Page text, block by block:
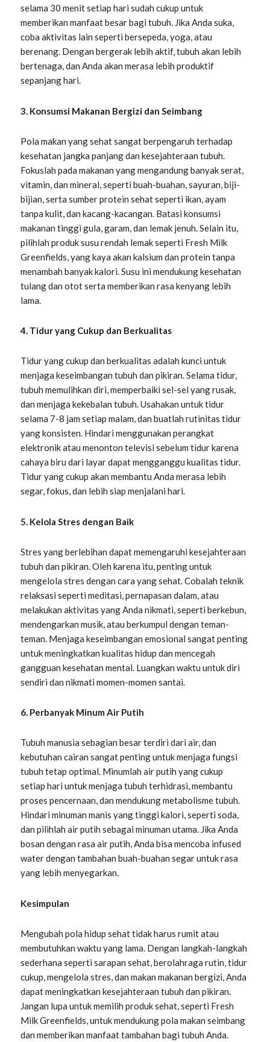
selama 30 menit setiap hari sudah cukup untuk
memberikan manfaat besar bagi tubuh. Jika Anda suka,
coba aktivitas lain seperti bersepeda, yoga, atau
berenang. Dengan bergerak lebih aktif, tubuh akan lebih
bertenaga, dan Anda akan merasa lebih produktif
sepanjang hari.
3. Konsumsi Makanan Bergizi dan Seimbang
Pola makan yang sehat sangat berpengaruh terhadap
kesehatan jangka panjang dan kesejahteraan tubuh.
Fokuslah pada makanan yang mengandung banyak serat,
vitamin, dan mineral, seperti buah-buahan, sayuran, biji-
bijian, serta sumber protein sehat seperti ikan, ayam
tanpa kulit, dan kacang-kacangan. Batasi konsumsi
makanan tinggi gula, garam, dan lemak jenuh. Selain itu,
pilihlah produk susu rendah lemak seperti Fresh Milk
Greenfields, yang kaya akan kalsium dan protein tanpa
menambah banyak kalori. Susu ini mendukung kesehatan
tulang dan otot serta memberikan rasa kenyang lebih
lama.
4. Tidur yang Cukup dan Berkualitas
Tidur yang cukup dan berkualitas adalah kunci untuk
menjaga keseimbangan tubuh dan pikiran. Selama tidur,
tubuh memulihkan diri, memperbaiki sel-sel yang rusak,
dan menjaga kekebalan tubuh. Usahakan untuk tidur
selama 7-8 jam setiap malam, dan buatlah rutinitas tidur
yang konsisten. Hindari menggunakan perangkat
elektronik atau menonton televisi sebelum tidur karena
cahaya biru dari layar dapat mengganggu kualitas tidur.
Tidur yang cukup akan membantu Anda merasa lebih
segar, fokus, dan lebih siap menjalani hari.
5. Kelola Stres dengan Baik
Stres yang berlebihan dapat memengaruhi kesejahteraan
tubuh dan pikiran. Oleh karena itu, penting untuk
mengelola stres dengan cara yang sehat. Cobalah teknik
relaksasi seperti meditasi, pernapasan dalam, atau
melakukan aktivitas yang Anda nikmati, seperti berkebun,
mendengarkan musik, atau berkumpul dengan teman-
teman. Menjaga keseimbangan emosional sangat penting
untuk meningkatkan kualitas hidup dan mencegah
gangguan kesehatan mental. Luangkan waktu untuk diri
sendiri dan nikmati momen-momen santai.
6. Perbanyak Minum Air Putih
Tubuh manusia sebagian besar terdiri dari air, dan
kebutuhan cairan sangat penting untuk menjaga fungsi
tubuh tetap optimal. Minumlah air putih yang cukup
setiap hari untuk menjaga tubuh terhidrasi, membantu
proses pencernaan, dan mendukung metabolisme tubuh.
Hindari minuman manis yang tinggi kalori, seperti soda,
dan pilihlah air putih sebagai minuman utama. Jika Anda
bosan dengan rasa air putih, Anda bisa mencoba infused
water dengan tambahan buah-buahan segar untuk rasa
yang lebih menyegarkan.
Kesimpulan
Mengubah pola hidup sehat tidak harus rumit atau
membutuhkan waktu yang lama. Dengan langkah-langkah
sederhana seperti sarapan sehat, berolahraga rutin, tidur
cukup, mengelola stres, dan makan makanan bergizi, Anda
dapat meningkatkan kesejahteraan tubuh dan pikiran.
Jangan lupa untuk memilih produk sehat, seperti Fresh
Milk Greenfields, untuk mendukung pola makan seimbang
dan memberikan manfaat tambahan bagi tubuh Anda.